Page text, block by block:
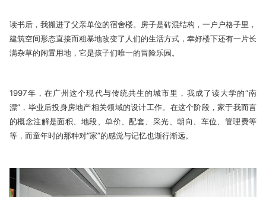
读书后，我搬进了父亲单位的宿舍楼。房子是砖混结构，一户户格子里，
建筑空间形态直接而粗暴地改变了人们的生活方式，幸好楼下还有一片长
满杂草的闲置用地，它是孩子们唯一的冒险乐园。
1997年，在广州这个现代与传统共生的城市里，我成了读大学的“南
漂”，毕业后投身房地产相关领域的设计工作。在这个阶段，家于我而言
的概念注解是面积、地段、单价、配套、采光、朝向、车位、管理费等
等，而童年时的那种对“家”的感觉与记忆也渐行渐远。